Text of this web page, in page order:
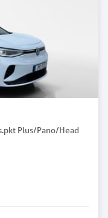
Plus/Pano/Head